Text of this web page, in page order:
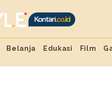
Belanja Edukasi Film